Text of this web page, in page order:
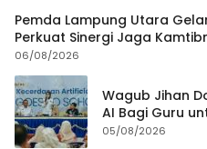
Pemda Lampung Utara
Perkuat Sinergi Jaga
06/08/2026
Wagub Jihan
AI Bagi Guru
Berkualitas
05/08/2026